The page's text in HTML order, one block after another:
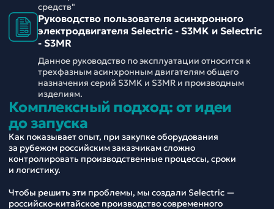
средств"
Руководство пользователя асинхронного
электродвигателя Selectric - S3MK и Selectric
- S3MR
Данное руководство по эксплуатации относится к
трехфазным асинхронным двигателям общего
назначения серий S3MK и S3MR и производным
изделиям.
Комплексный подход: от идеи
до запуска
Как показывает опыт, при закупке оборудования
за рубежом российским заказчикам сложно
контролировать производственные процессы, сроки
и логистику.
Чтобы решить эти проблемы, мы создали Selectric —
российско-китайское производство современного